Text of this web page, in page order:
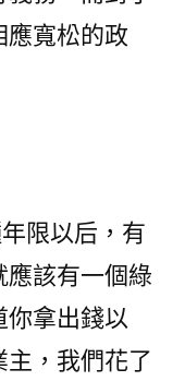
應寬松的政
限以后，有
該有一個綠
拿出錢以
，我們花了